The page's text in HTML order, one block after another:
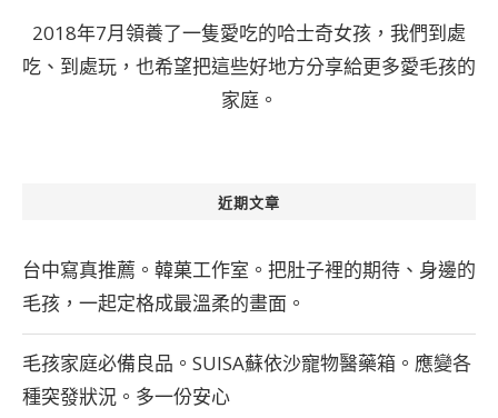
2018年7月領養了一隻愛吃的哈士奇女孩，我們到處
吃、到處玩，也希望把這些好地方分享給更多愛毛孩的
家庭。
近期文章
台中寫真推薦。韓菓工作室。把肚子裡的期待、身邊的
毛孩，一起定格成最溫柔的畫面。
毛孩家庭必備良品。SUISA蘇依沙寵物醫藥箱。應變各
種突發狀況。多一份安心